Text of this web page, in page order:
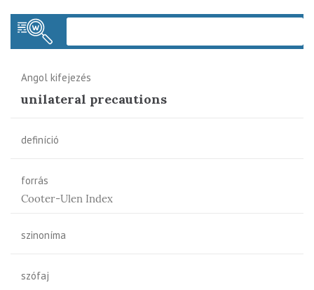
Angol kifejezés
unilateral precautions
definíció
forrás
Cooter-Ulen Index
szinoníma
szófaj